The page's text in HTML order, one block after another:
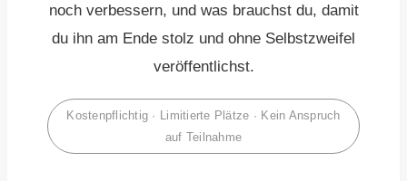
noch verbessern, und was brauchst du, damit
du ihn am Ende stolz und ohne Selbstzweifel
veröffentlichst.
Kostenpflichtig · Limitierte Plätze · Kein Anspruch
auf Teilnahme